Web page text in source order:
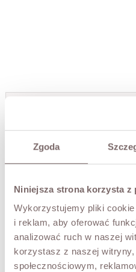
Zgoda
Niniejsza strona korzysta z
Wykorzystujemy pliki
i reklam, aby oferować
analizować ruch w naszej
korzystasz z naszej
społecznościowym,
Cream
ADD